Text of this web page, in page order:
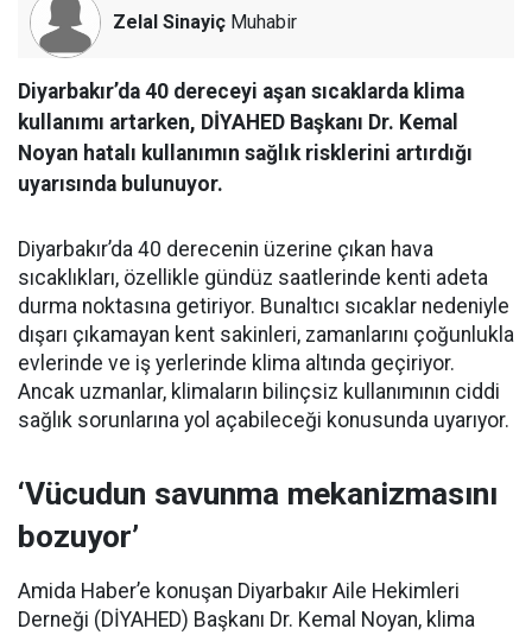
Zelal Sinayiç Muhabir
Diyarbakır’da 40 dereceyi aşan sıcaklarda klima
kullanımı artarken, DİYAHED Başkanı Dr. Kemal
Noyan hatalı kullanımın sağlık risklerini artırdığı
uyarısında bulunuyor.
Diyarbakır’da 40 derecenin üzerine çıkan hava
sıcaklıkları, özellikle gündüz saatlerinde kenti adeta
durma noktasına getiriyor. Bunaltıcı sıcaklar nedeniyle
dışarı çıkamayan kent sakinleri, zamanlarını çoğunlukla
evlerinde ve iş yerlerinde klima altında geçiriyor.
Ancak uzmanlar, klimaların bilinçsiz kullanımının ciddi
sağlık sorunlarına yol açabileceği konusunda uyarıyor.
‘Vücudun savunma mekanizmasını
bozuyor’
Amida Haber’e konuşan Diyarbakır Aile Hekimleri
Derneği (DİYAHED) Başkanı Dr. Kemal Noyan, klima